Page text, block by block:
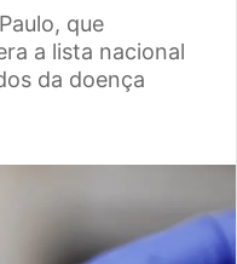
que
a lista nacional
da doença